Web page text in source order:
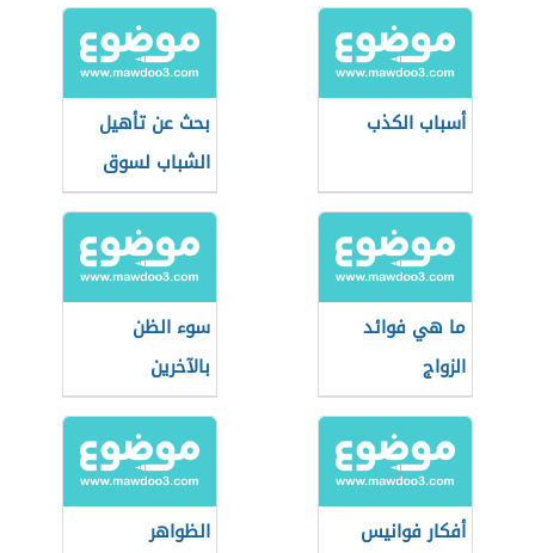
أسباب الكذب
بحث عن تأهيل
الشباب لسوق
العمل
ما هي فوائد
الزواج
سوء الظن
بالآخرين
أفكار فوانيس
الظواهر